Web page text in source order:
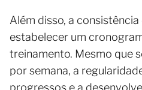
Além disso, a
estabelecer um
treinamento. Mesmo que
por semana, a
progressos e a